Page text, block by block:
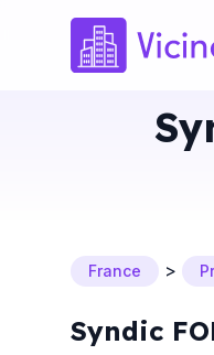
France >
Syndic